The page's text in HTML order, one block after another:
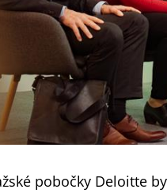
pobočky Deloitte